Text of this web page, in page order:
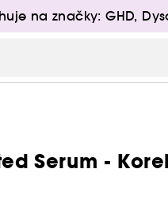
na značky: GHD,
Serum -